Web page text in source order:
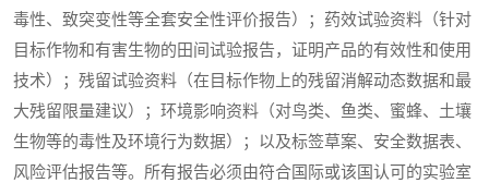
毒性、致突变性等全套安全性评价报告）；药效试验资料（针对
目标作物和有害生物的田间试验报告，证明产品的有效性和使用
技术）；残留试验资料（在目标作物上的残留消解动态数据和最
大残留限量建议）；环境影响资料（对鸟类、鱼类、蜜蜂、土壤
生物等的毒性及环境行为数据）；以及标签草案、安全数据表、
风险评估报告等。所有报告必须由符合国际或该国认可的实验室